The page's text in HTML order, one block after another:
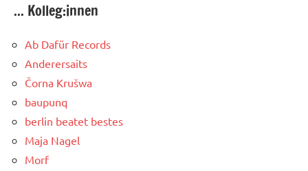
... Kolleg:innen
Ab Dafür Records
Anderersaits
Čorna Krušwa
baupunq
berlin beatet bestes
Maja Nagel
Morf